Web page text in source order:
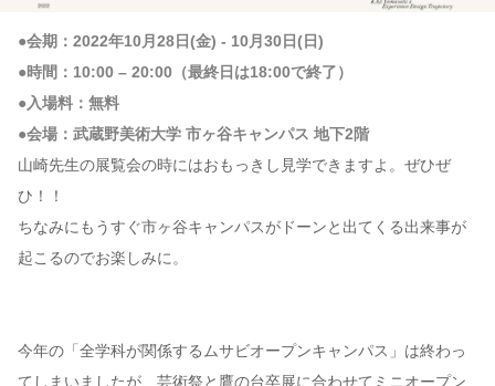
●会期：2022年10月28日(金) - 10月30日(日)
●時間：10:00 – 20:00（最終日は18:00で終了）
●入場料：無料
●会場：武蔵野美術大学 市ヶ谷キャンパス 地下2階
山崎先生の展覧会の時にはおもっきし見学できますよ。ぜひぜ
ひ！！
ちなみにもうすぐ市ヶ谷キャンパスがドーンと出てくる出来事が
起こるのでお楽しみに。
今年の「全学科が関係するムサビオープンキャンパス」は終わっ
てしまいましたが、芸術祭と鷹の台卒展に合わせてミニオープン